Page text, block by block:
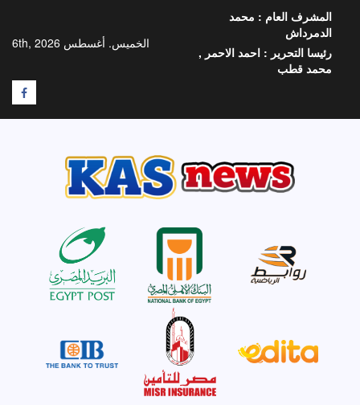
المحتوى
الخميس. أغسطس 6th, 2026
المشرف العام : محمد
الدمرداش
رئيسا التحرير : احمد الاحمر ,
محمد قطب
F